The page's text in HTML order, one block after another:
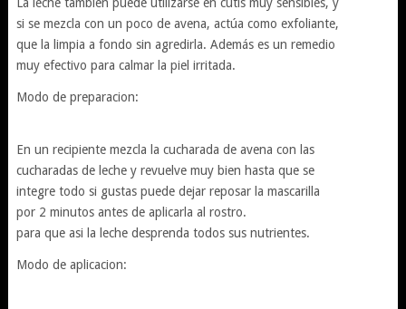
La leche también puede utilizarse en cutis muy sensibles, y
si se mezcla con un poco de avena, actúa como exfoliante,
que la limpia a fondo sin agredirla. Además es un remedio
muy efectivo para calmar la piel irritada.
Modo de preparacion:
En un recipiente mezcla la cucharada de avena con las
cucharadas de leche y revuelve muy bien hasta que se
integre todo si gustas puede dejar reposar la mascarilla
por 2 minutos antes de aplicarla al rostro.
para que asi la leche desprenda todos sus nutrientes.
Modo de aplicacion: